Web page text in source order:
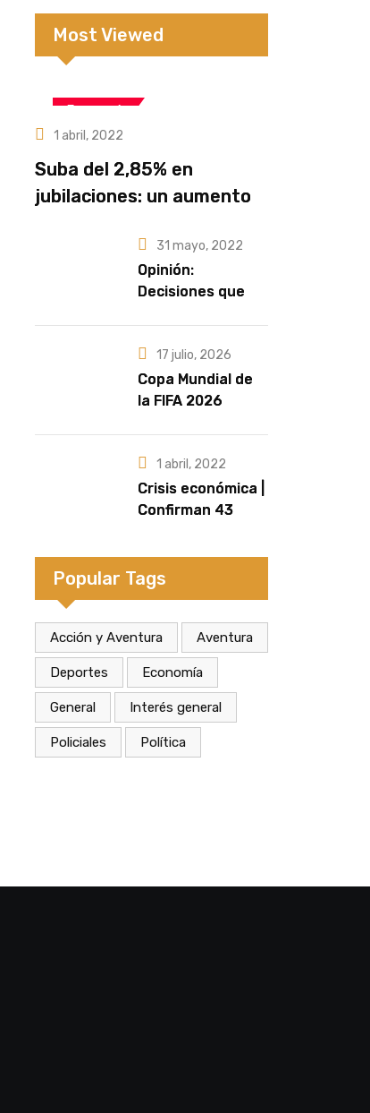
hablar al
Bandoneón en
Colonia Alicia
Most Viewed
Economía
1 abril, 2022
Suba del 2,85% en
jubilaciones: un aumento
pérdida del poder31 mayo, 2022
Opinión:
Decisiones que
Fernando
Retamozo
17 julio, 2026
Copa Mundial de
la FIFA 2026
quién sería la
artista que cante
el Himno Nacional
1 abril, 2022
Crisis económica |
Confirman 43
fábrica de
calzados Dass de
Eldorado
Popular Tags
Acción y Aventura Aventura
Deportes Economía
General Interés general
Policiales Política